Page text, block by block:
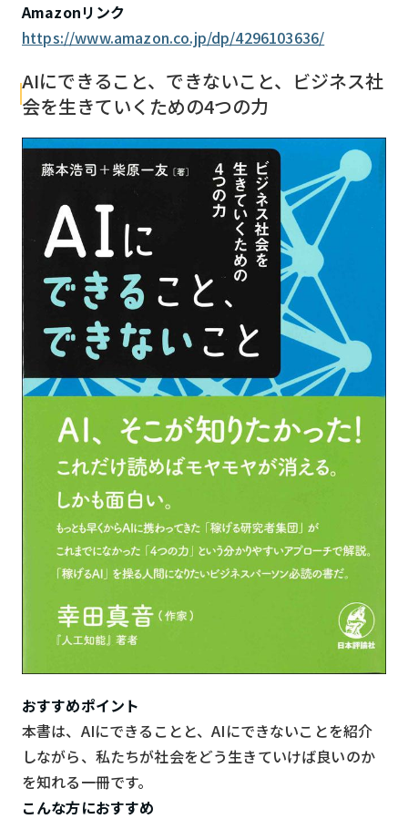
Amazonリンク
https://www.amazon.co.jp/dp/4296103636/
AIにできること、できないこと、ビジネス社
会を生きていくための4つの力
おすすめポイント
本書は、AIにできることと、AIにできないことを紹介
しながら、私たちが社会をどう生きていけば良いのか
を知れる一冊です。
こんな方におすすめ